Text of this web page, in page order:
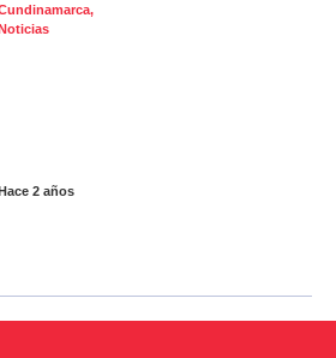
,
2 años